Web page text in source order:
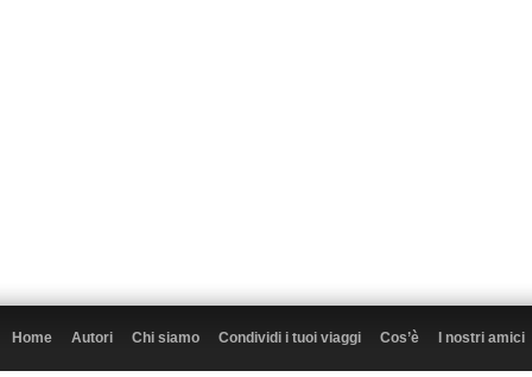
Home Autori Chi siamo Condividi i tuoi viaggi Cos’è I nostri amici